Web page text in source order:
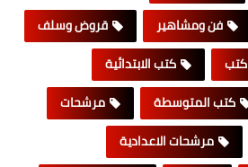
فن ومشاهير
قروض وسلف
كتب
كتب الابتدائية
كتب المتوسطة
مرشحات
مرشحات الاعدادية